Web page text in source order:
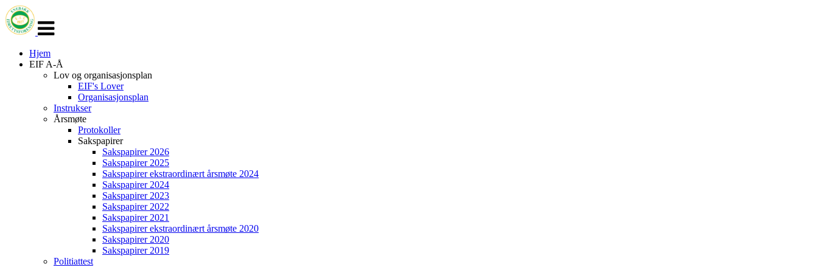
navigasjon
Hjem
EIF A-Å
Lov og organisasjonsplan
EIF's Lover
Organisasjonsplan
Instrukser
Årsmøte
Protokoller
Sakspapirer
Sakspapirer 2026
Sakspapirer 2025
Sakspapirer ekstraordinært årsmøte 2024
Sakspapirer 2024
Sakspapirer 2023
Sakspapirer 2022
Sakspapirer 2021
Sakspapirer ekstraordinært årsmøte 2020
Sakspapirer 2020
Sakspapirer 2019
Politiattest